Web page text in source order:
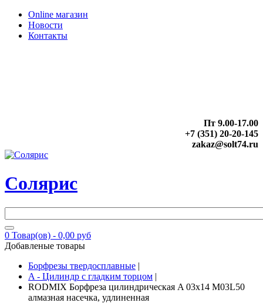
Online магазин
Новости
Контакты
Пт 9.00-17.00
+7 (351) 20-20-145
zakaz@solt74.ru
Солярис
0 Товар(ов) - 0,00 руб
Добавленые товары
Борфрезы твердосплавные |
A - Цилиндр с гладким торцом |
RODMIX Борфреза цилиндрическая A 03х14 M03L50
алмазная насечка, удлиненная